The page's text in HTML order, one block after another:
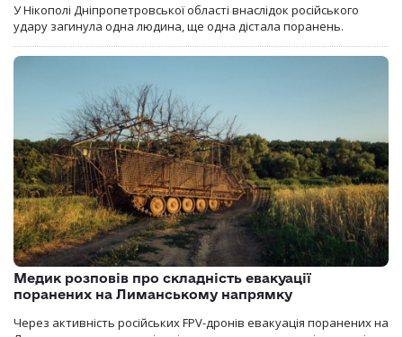
У Нікополі Дніпропетровської області внаслідок російського
удару загинула одна людина, ще одна дістала поранень.
Медик розповів про складність евакуації
поранених на Лиманському напрямку
Через активність російських FPV-дронів евакуація поранених на